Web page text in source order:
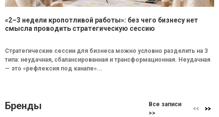
«2–3 недели кропотливой работы»: без чего бизнесу нет
смысла проводить стратегическую сессию
Стратегические сессии для бизнеса можно условно разделить на 3
типа: неудачная, сбалансированная и трансформационная. Неудачная
— это «рефлексия под канапе»...
Бренды
Все записи
>>